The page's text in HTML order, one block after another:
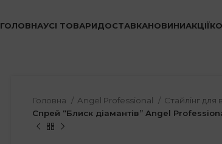
ГОЛОВНАУСІ ТОВАРИДОСТАВКАНОВИНИАКЦІЇ
Головна Angel Professional Стайлінг для
Спрей “Блиск діамантів” Angel